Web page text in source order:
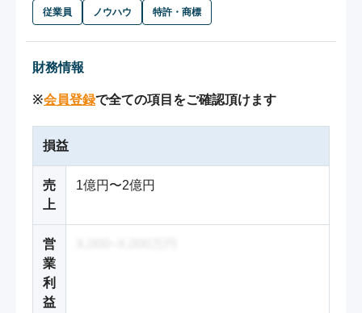
従業員 ノウハウ 特許・商標
財務情報
※会員登録で全ての項目をご確認頂けます
損益
売
上
1億円〜2億円
営
業
利
益